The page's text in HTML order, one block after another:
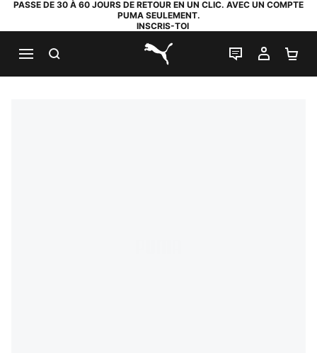
PASSE DE 30 À 60 JOURS DE RETOUR EN UN CLIC. AVEC UN COMPTE
PUMA SEULEMENT.
INSCRIS-TOI
PUMA.com
LIVE CHAT
MON